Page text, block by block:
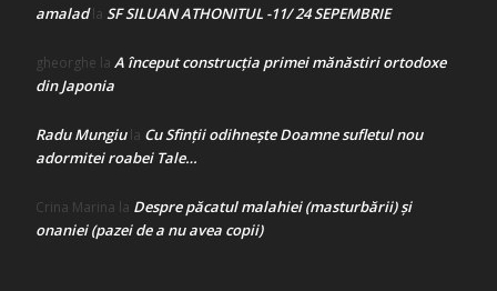
amaladla SF SILUAN ATHONITUL -11/ 24 SEPEMBRIE
gheorghe la A început construcţia primei mănăstiri ortodoxe
din Japonia
Radu Mungiula Cu Sfinții odihnește Doamne sufletul nou
adormitei roabei Tale…
Crina Marina la Despre păcatul malahiei (masturbării) şi
onaniei (pazei de a nu avea copii)